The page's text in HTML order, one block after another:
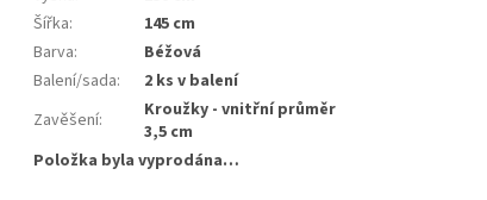
Šířka:
145 cm
Barva:
Béžová
Balení/sada:
2 ks v balení
Zavěšení:
Kroužky - vnitřní průměr
3,5 cm
Položka byla vyprodána…